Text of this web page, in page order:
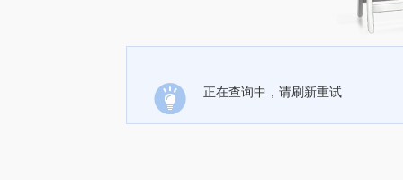
正在查询中，请刷新重试